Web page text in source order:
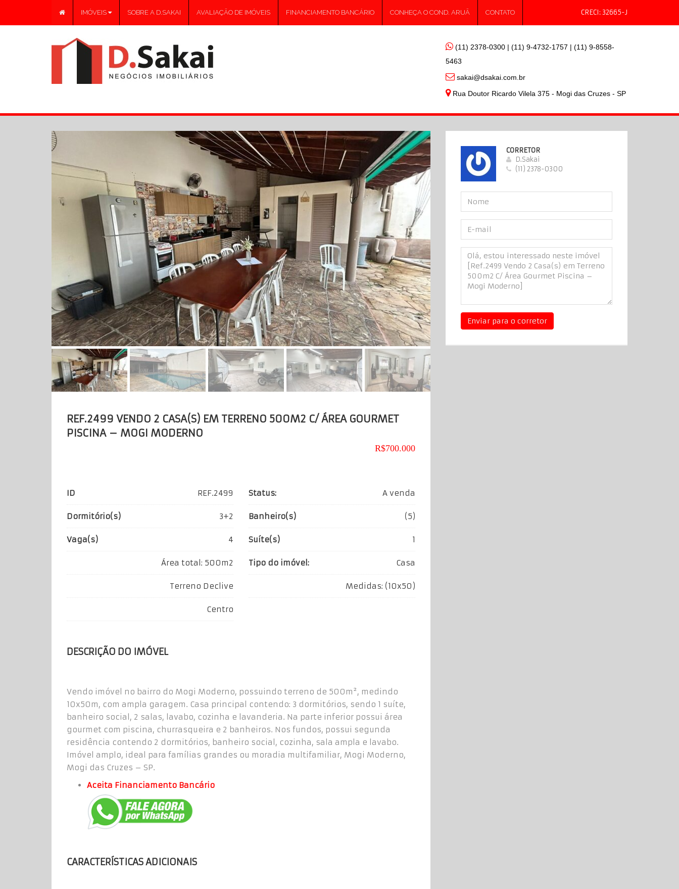
IMÓVEIS SOBRE A D.SAKAI AVALIAÇÃO DE IMÓVEIS FINANCIAMENTO BANCÁRIO CONHEÇA O COND. ARUÃ CONTATO
(11) 2378-0300 | (11) 9-4732-1757 | (11) 9-8558-
5463
sakai@dsakai.com.br
Rua Doutor Ricardo Vilela 375 - Mogi das Cruzes - SP
REF.2499 VENDO 2 CASA(S) EM TERRENO 500M2 C/ ÁREA GOURMET
PISCINA – MOGI MODERNO
R$700.000
ID REF.­2499 Status: A venda
Dormitório(s) 3+2 Banheiro(s) (5)
Vaga(s) 4 Suíte(s) 1
Área total: 500m2 Tipo do imóvel: Casa
Terreno Declive Medidas: (10x50)
Centro
DESCRIÇÃO DO IMÓVEL
Vendo imóvel no bairro do Mogi Moderno, possuindo terreno de 500m², medindo
10x50m, com ampla garagem. Casa principal contendo: 3 dormitórios, sendo 1 suíte,
banheiro social, 2 salas, lavabo, cozinha e lavanderia. Na parte inferior possui área
gourmet com piscina, churrasqueira e 2 banheiros. Nos fundos, possui segunda
residência contendo 2 dormitórios, banheiro social, cozinha, sala ampla e lavabo.
Imóvel amplo, ideal para famílias grandes ou moradia multifamiliar, Mogi Moderno,
Mogi das Cruzes – SP.
Aceita Financiamento Bancário
CARACTERÍSTICAS ADICIONAIS
CORRETOR
D.Sakai
(11) 2378-0300
Enviar para o corretor